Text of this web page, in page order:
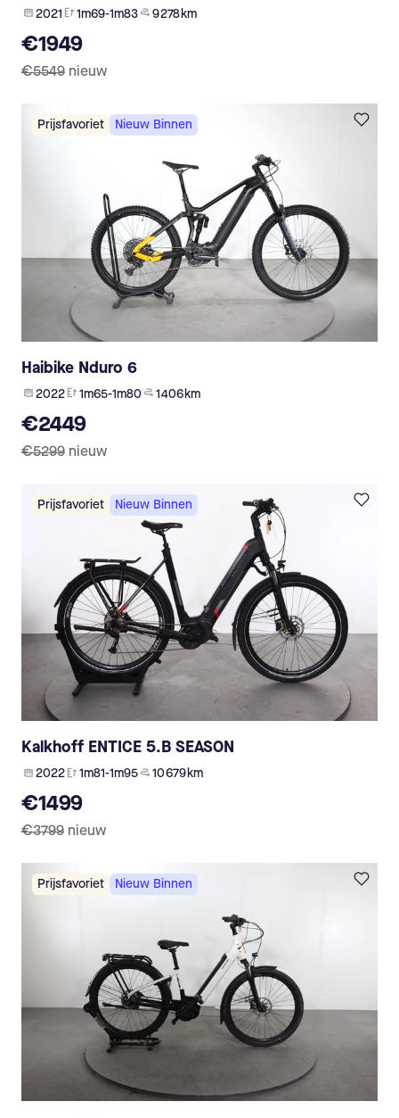
2021 1m69-1m83 9 278 km
€1949
€5549 nieuw
Prijsfavoriet Nieuw Binnen
Haibike Nduro 6
2022 1m65-1m80 1 406 km
€2449
€5299 nieuw
Prijsfavoriet Nieuw Binnen
Kalkhoff ENTICE 5.B SEASON
2022 1m81-1m95 10 679 km
€1499
€3799 nieuw
Prijsfavoriet Nieuw Binnen